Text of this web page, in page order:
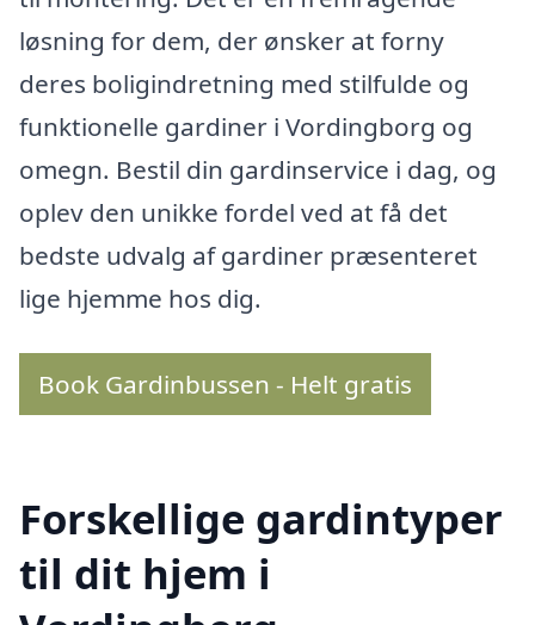
løsning for dem, der ønsker at forny
deres boligindretning med stilfulde og
funktionelle gardiner i Vordingborg og
omegn. Bestil din gardinservice i dag, og
oplev den unikke fordel ved at få det
bedste udvalg af gardiner præsenteret
lige hjemme hos dig.
Book Gardinbussen - Helt gratis
Forskellige gardintyper
til dit hjem i